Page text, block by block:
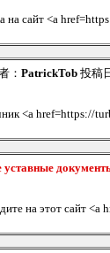
на сайт <a
： PatrickTob 投稿
<a href=https://
уставные
на этот сайт